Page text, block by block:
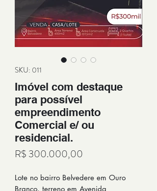
SKU: 011
Imóvel com destaque
para possível
empreendimento
Comercial e/ ou
residencial.
R$ 300.000,00
Lote no bairro Belvedere em Ouro
Branco, terreno em Avenida